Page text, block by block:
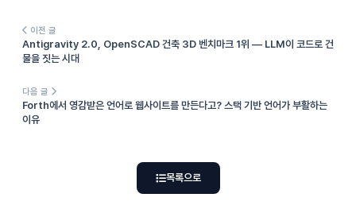
이전 글
Antigravity 2.0, OpenSCAD 건축 3D 벤치마크 1위 — LLM이 코드로 건
물을 짓는 시대
다음 글
Forth에서 영감받은 언어로 웹사이트를 만든다고? 스택 기반 언어가 부활하는
이유
목록으로